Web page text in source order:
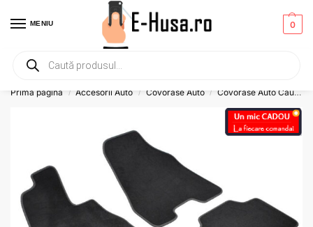
MENIU 0
Primesti un mic
Prima pagină / Accesorii Auto / Covorase Auto / Covorase Auto Cauciuc